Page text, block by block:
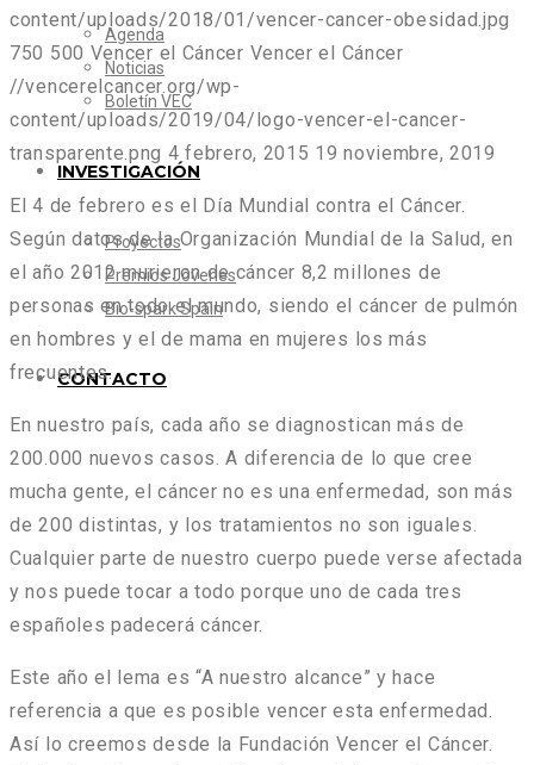
Agenda
Noticias
Boletín VEC
INVESTIGACIÓN
Proyectos
Premios Jóvenes
Bio-spark Spain
CONTACTO
content/uploads/2018/01/vencer-cancer-obesidad.jpg
750 500 Vencer el Cáncer Vencer el Cáncer
//vencerelcancer.org/wp-
content/uploads/2019/04/logo-vencer-el-cancer-
transparente.png 4 febrero, 2015 19 noviembre, 2019
El 4 de febrero es el Día Mundial contra el Cáncer.
Según datos de la Organización Mundial de la Salud, en
el año 2012 murieron de cáncer 8,2 millones de
personas en todo el mundo, siendo el cáncer de pulmón
en hombres y el de mama en mujeres los más
frecuentes.
En nuestro país, cada año se diagnostican más de
200.000 nuevos casos. A diferencia de lo que cree
mucha gente, el cáncer no es una enfermedad, son más
de 200 distintas, y los tratamientos no son iguales.
Cualquier parte de nuestro cuerpo puede verse afectada
y nos puede tocar a todo porque uno de cada tres
españoles padecerá cáncer.
Este año el lema es “A nuestro alcance” y hace
referencia a que es posible vencer esta enfermedad.
Así lo creemos desde la Fundación Vencer el Cáncer.